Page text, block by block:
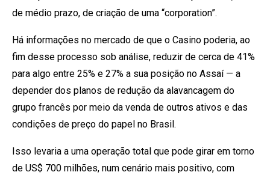
de médio prazo, de criação de uma “corporation”.
Há informações no mercado de que o Casino poderia, ao
fim desse processo sob análise, reduzir de cerca de 41%
para algo entre 25% e 27% a sua posição no Assaí — a
depender dos planos de redução da alavancagem do
grupo francês por meio da venda de outros ativos e das
condições de preço do papel no Brasil.
Isso levaria a uma operação total que pode girar em torno
de US$ 700 milhões, num cenário mais positivo, com